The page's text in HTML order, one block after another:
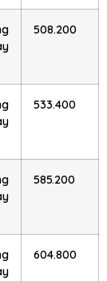
508.200
533.400
585.200
604.800